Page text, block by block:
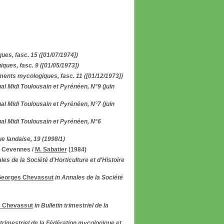
fasc. 15 ([01/07/1974])
fasc. 9 ([01/05/1973])
mycologiques, fasc. 11 ([01/12/1973])
Midi Toulousain et Pyrénéen, N°9 (juin
Midi Toulousain et Pyrénéen, N°7 (juin
Midi Toulousain et Pyrénéen, N°6
landaise, 19 (1998/1)
/ M. Sabatier(1984)
de la Société d'Horticulture et d'Histoire
Chevassut in Annales de la Société
Chevassut in Bulletin trimestriel de la